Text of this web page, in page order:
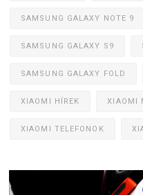
SAMSUNG GALAXY NOTE 9
SAMSUNG GALAXY S9
SAMSUNG GALAXY FOLD
XIAOMI HÍREK XIAOMI
XIAOMI TELEFONOK